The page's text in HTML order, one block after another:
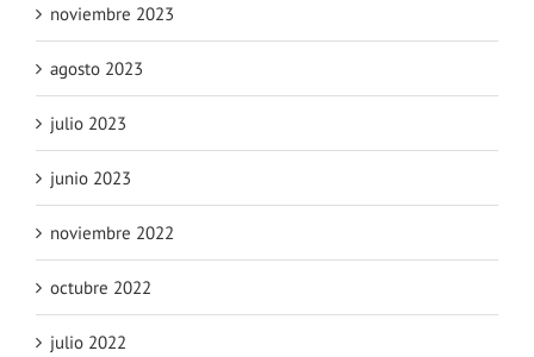
noviembre 2023
agosto 2023
julio 2023
junio 2023
noviembre 2022
octubre 2022
julio 2022